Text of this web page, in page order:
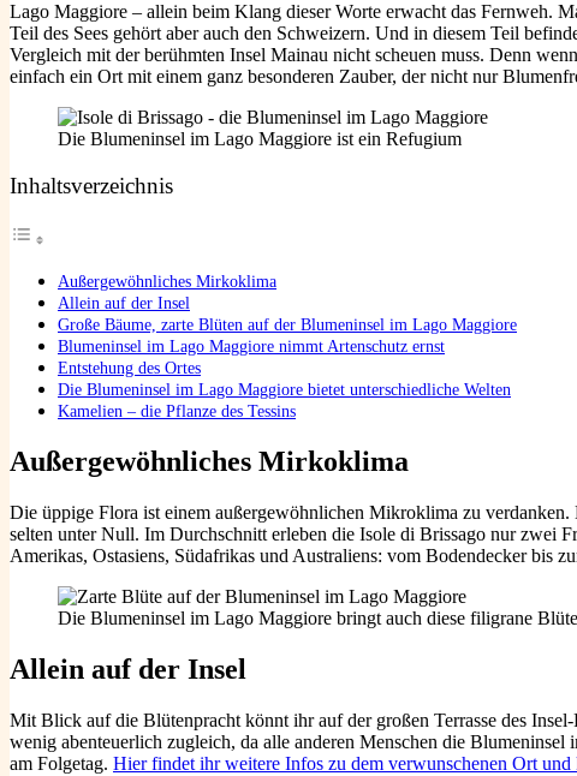
Lago Maggiore – allein beim Klang dieser Worte erwacht das Fernweh.
Teil des Sees gehört aber auch den Schweizern. Und in diesem Teil
Vergleich mit der berühmten Insel Mainau nicht scheuen muss. Denn
einfach ein Ort mit einem ganz besonderen Zauber, der nicht nur
Die Blumeninsel im Lago Maggiore ist ein Refugium
Inhaltsverzeichnis
Außergewöhnliches Mirkoklima
Allein auf der Insel
Große Bäume, zarte Blüten auf der Blumeninsel im Lago Maggiore
Blumeninsel im Lago Maggiore nimmt Artenschutz ernst
Entstehung des Ortes
Die Blumeninsel im Lago Maggiore bietet unterschiedliche Welten
Kamelien – die Pflanze des Tessins
Außergewöhnliches Mirkoklima
Die üppige Flora ist einem außergewöhnlichen Mikroklima zu
selten unter Null. Im Durchschnitt erleben die Isole di Brissago nur zwei
Amerikas, Ostasiens, Südafrikas und Australiens: vom Bodendecker bis
Die Blumeninsel im Lago Maggiore bringt auch diese filigrane
Allein auf der Insel
Mit Blick auf die Blütenpracht könnt ihr auf der großen Terrasse des
wenig abenteuerlich zugleich, da alle anderen Menschen die
am Folgetag. Hier findet ihr weitere Infos zu dem verwunschenen Ort